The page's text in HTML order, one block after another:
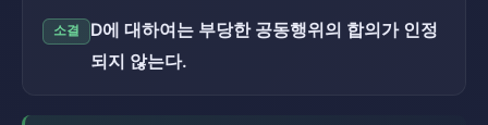
소결
D에 대하여는 부당한 공동행위의 합의가 인정
되지 않는다.